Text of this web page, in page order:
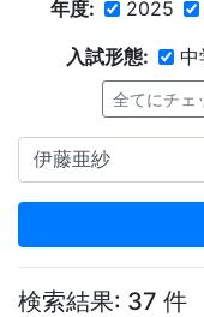
年度: 2025
入試形態:
中
全てにチェ
検索結果: 37 件